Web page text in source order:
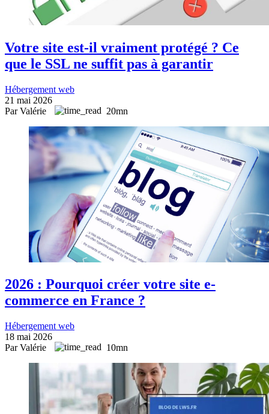
Votre site est-il vraiment protégé ? Ce
que le SSL ne suffit pas à garantir
Hébergement web
21 mai 2026
Par Valérie
20mn
2026 : Pourquoi créer votre site e-
commerce en France ?
Hébergement web
18 mai 2026
Par Valérie
10mn